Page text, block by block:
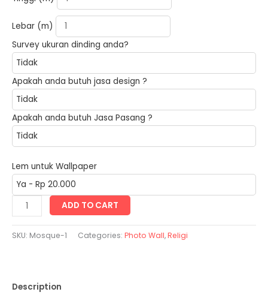
Lebar (m)
Survey ukuran dinding anda?
Apakah anda butuh jasa design ?
Apakah anda butuh Jasa Pasang ?
Lem untuk Wallpaper
Mosque
quantity
ADD TO CART
SKU: Mosque-1 Categories: Photo Wall,Religi
Description